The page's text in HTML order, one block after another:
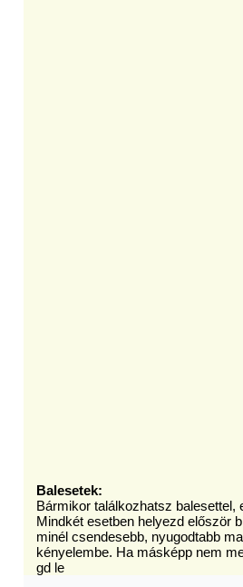
Balesetek:
Bármikor találkozhatsz
Mindkét esetben helyezd először
minél csendesebb, nyugodtabb
kényelembe. Ha másképp nem
gd le